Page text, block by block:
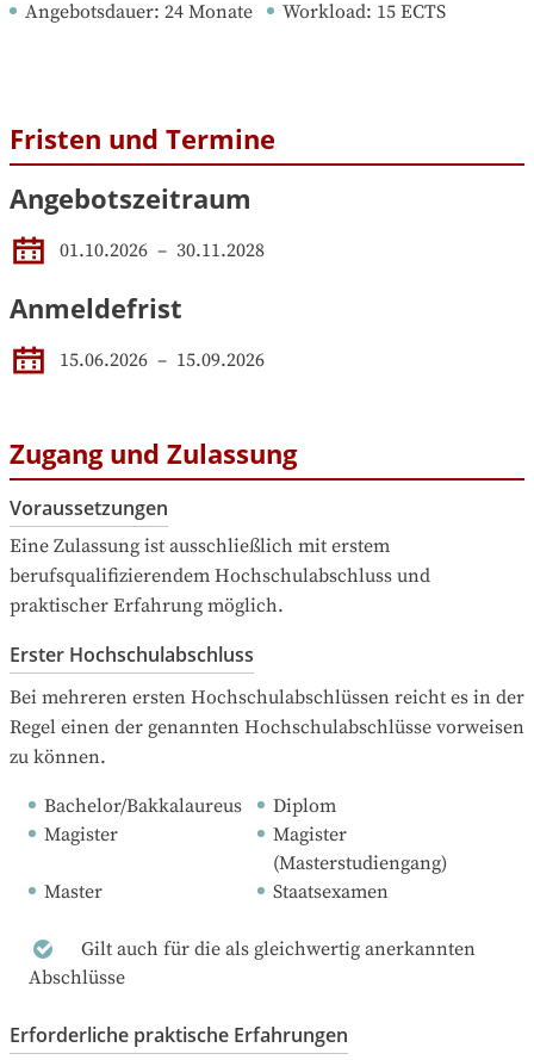
Angebotsdauer: 24 Monate Workload: 15 ECTS
Fristen und Termine
Angebotszeitraum
01.10.2026 – 30.11.2028
Anmeldefrist
15.06.2026 – 15.09.2026
Zugang und Zulassung
Voraussetzungen
Eine Zulassung ist ausschließlich mit erstem
berufsqualifizierendem Hochschulabschluss und
praktischer Erfahrung möglich.
Erster Hochschulabschluss
Bei mehreren ersten Hochschulabschlüssen reicht es in der
Regel einen der genannten Hochschulabschlüsse vorweisen
zu können.
Bachelor/Bakkalaureus
Diplom
Magister
Magister
(Masterstudiengang)
Master
Staatsexamen
Gilt auch für die als gleichwertig anerkannten
Abschlüsse
Erforderliche praktische Erfahrungen